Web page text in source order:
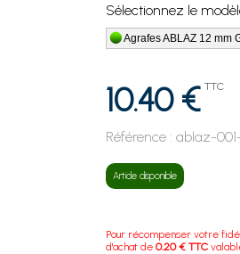
Sélectionnez le
Agrafes ABLAZ 12 mm
10.40 € TTC
Référence :ablaz-
Article disponible
Pour récompenser votre
d'achat de0.20 € TTC